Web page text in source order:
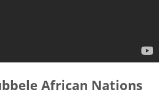
African Nations